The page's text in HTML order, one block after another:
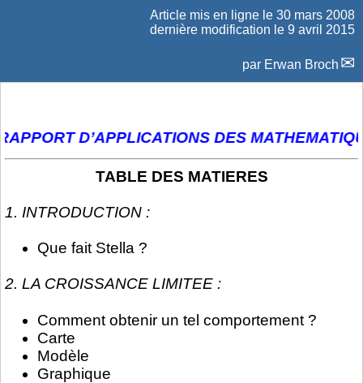
Article mis en ligne le 30 mars 2008
dernière modification le 9 avril 2015
par Erwan Broch
D’APPLICATIONS DES MATHEMATIQUES
TABLE DES MATIERES
1. INTRODUCTION :
Que fait Stella ?
2. LA CROISSANCE LIMITEE :
Comment obtenir un tel comportement ?
Carte
Modèle
Graphique